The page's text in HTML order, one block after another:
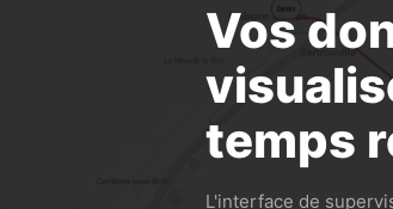
Vos
temps
L'interface de